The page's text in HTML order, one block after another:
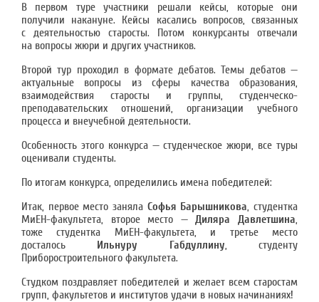
В первом туре участники решали кейсы, которые они
получили накануне. Кейсы касались вопросов, связанных
с деятельностью старосты. Потом конкурсанты отвечали
на вопросы жюри и других участников.
Второй тур проходил в формате дебатов. Темы дебатов —
актуальные вопросы из сферы качества образования,
взаимодействия старосты и группы, студенческо-
преподавательских отношений, организации учебного
процесса и внеучебной деятельности.
Особенность этого конкурса — студенческое жюри, все туры
оценивали студенты.
По итогам конкурса, определились имена победителей:
Итак, первое место заняла Софья Барышникова, студентка
МиЕН-факультета, второе место —Диляра Давлетшина,
тоже студентка МиЕН-факультета, и третье место
досталось Ильнуру Габдуллину, студенту
Приборостроительного факультета.
Студком поздравляет победителей и желает всем старостам
групп, факультетов и институтов удачи в новых начинаниях!